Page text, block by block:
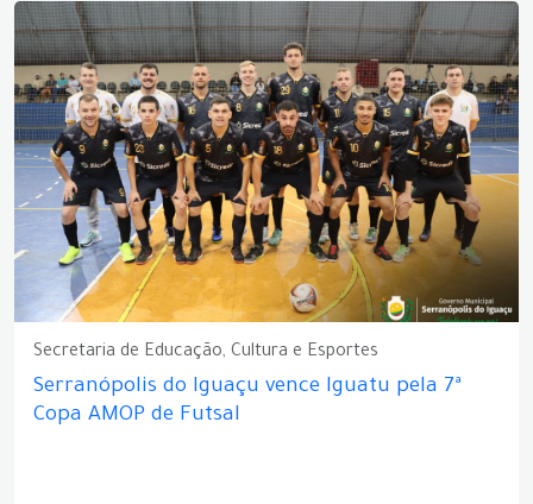
Secretaria de Educação, Cultura e Esportes
Serranópolis do Iguaçu vence Iguatu pela 7ª
Copa AMOP de Futsal